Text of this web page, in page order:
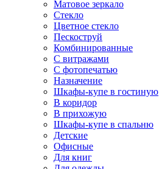
Матовое зеркало
Стекло
Цветное стекло
Пескоструй
Комбинированные
С витражами
С фотопечатью
Назначение
Шкафы-купе в гостиную
В коридор
В прихожую
Шкафы-купе в спальню
Детские
Офисные
Для книг